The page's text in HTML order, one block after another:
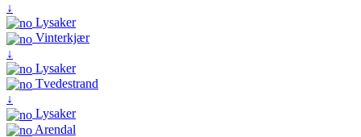
↓
Lysaker
Vinterkjær
↓
Lysaker
Tvedestrand
↓
Lysaker
Arendal